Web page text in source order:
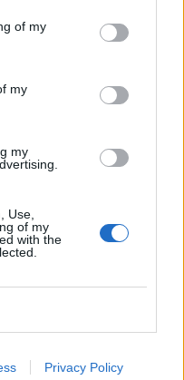
of my
my
my
Use,
of my
with the
Privacy Policy
il